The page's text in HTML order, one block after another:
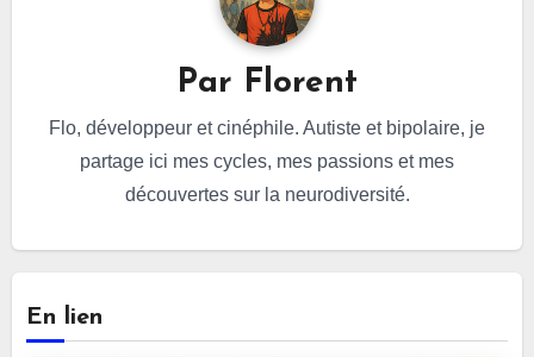
Par Florent
Flo, développeur et cinéphile. Autiste et bipolaire, je
partage ici mes cycles, mes passions et mes
découvertes sur la neurodiversité.
En lien